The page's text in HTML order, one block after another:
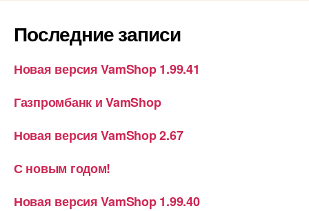
Последние записи
Новая версия VamShop 1.99.41
Газпромбанк и VamShop
Новая версия VamShop 2.67
С новым годом!
Новая версия VamShop 1.99.40